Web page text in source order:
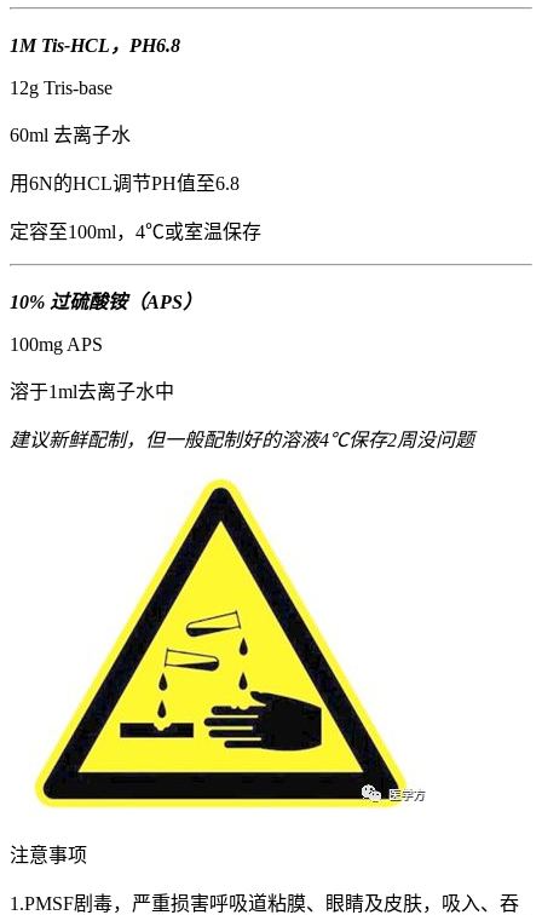
1M Tis-HCL，PH6.8
12g Tris-base
60ml 去离子水
用6N的HCL调节PH值至6.8
定容至100ml，4℃或室温保存
10% 过硫酸铵（APS）
100mg APS
溶于1ml去离子水中
建议新鲜配制，但一般配制好的溶液4℃保存2周没问题
注意事项
1.PMSF剧毒，严重损害呼吸道粘膜、眼睛及皮肤，吸入、吞